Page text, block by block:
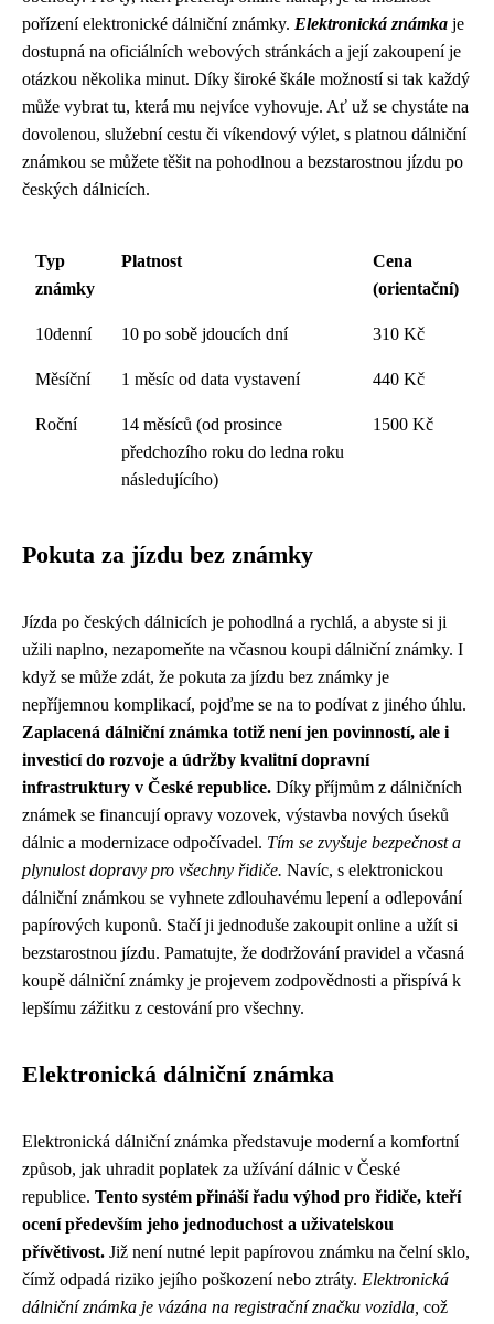
pořízení elektronické dálniční známky. Elektronická známka je
dostupná na oficiálních webových stránkách a její zakoupení je
otázkou několika minut. Díky široké škále možností si tak každý
může vybrat tu, která mu nejvíce vyhovuje. Ať už se chystáte na
dovolenou, služební cestu či víkendový výlet, s platnou dálniční
známkou se můžete těšit na pohodlnou a bezstarostnou jízdu po
českých dálnicích.
Typ
známky
Platnost
Cena
(orientační)
10denní 10 po sobě jdoucích dní 310 Kč
Měsíční 1 měsíc od data vystavení 440 Kč
Roční
14 měsíců (od prosince
předchozího roku do ledna roku
následujícího)
1500 Kč
Pokuta za jízdu bez známky
Jízda po českých dálnicích je pohodlná a rychlá, a abyste si ji
užili naplno, nezapomeňte na včasnou koupi dálniční známky. I
když se může zdát, že pokuta za jízdu bez známky je
nepříjemnou komplikací, pojďme se na to podívat z jiného úhlu.
Zaplacená dálniční známka totiž není jen povinností, ale i
investicí do rozvoje a údržby kvalitní dopravní
infrastruktury v České republice. Díky příjmům z dálničních
známek se financují opravy vozovek, výstavba nových úseků
dálnic a modernizace odpočívadel. Tím se zvyšuje bezpečnost a
plynulost dopravy pro všechny řidiče. Navíc, s elektronickou
dálniční známkou se vyhnete zdlouhavému lepení a odlepování
papírových kuponů. Stačí ji jednoduše zakoupit online a užít si
bezstarostnou jízdu. Pamatujte, že dodržování pravidel a včasná
koupě dálniční známky je projevem zodpovědnosti a přispívá k
lepšímu zážitku z cestování pro všechny.
Elektronická dálniční známka
Elektronická dálniční známka představuje moderní a komfortní
způsob, jak uhradit poplatek za užívání dálnic v České
republice. Tento systém přináší řadu výhod pro řidiče, kteří
ocení především jeho jednoduchost a uživatelskou
přívětivost. Již není nutné lepit papírovou známku na čelní sklo,
čímž odpadá riziko jejího poškození nebo ztráty. Elektronická
dálniční známka je vázána na registrační značku vozidla, což